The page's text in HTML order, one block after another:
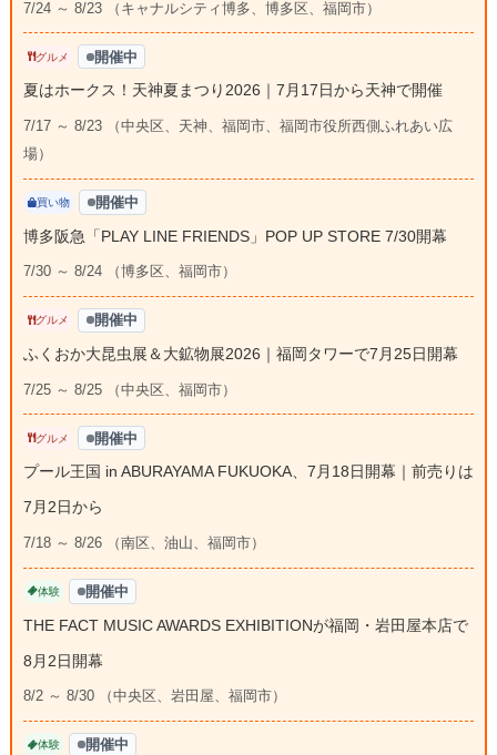
7/24 ～ 8/23 （キャナルシティ博多、博多区、福岡市）
グルメ 開催中
夏はホークス！天神夏まつり2026｜7月17日から天神で開催
7/17 ～ 8/23 （中央区、天神、福岡市、福岡市役所西側ふれあい広
場）
買い物 開催中
博多阪急「PLAY LINE FRIENDS」POP UP STORE 7/30開幕
7/30 ～ 8/24 （博多区、福岡市）
グルメ 開催中
ふくおか大昆虫展＆大鉱物展2026｜福岡タワーで7月25日開幕
7/25 ～ 8/25 （中央区、福岡市）
グルメ 開催中
プール王国 in ABURAYAMA FUKUOKA、7月18日開幕｜前売りは
7月2日から
7/18 ～ 8/26 （南区、油山、福岡市）
体験 開催中
THE FACT MUSIC AWARDS EXHIBITIONが福岡・岩田屋本店で
8月2日開幕
8/2 ～ 8/30 （中央区、岩田屋、福岡市）
体験 開催中